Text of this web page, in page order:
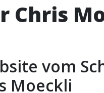
Chris
vom
Moeckli